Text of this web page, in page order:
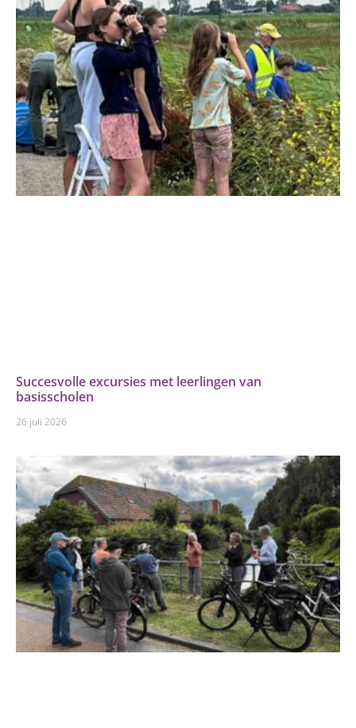
Succesvolle excursies met leerlingen van
basisscholen
26 juli 2026